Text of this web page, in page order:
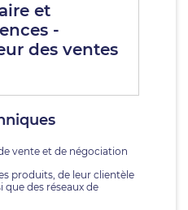
et
-
des ventes
vente et de négociation
produits, de leur clientèle
que des réseaux de